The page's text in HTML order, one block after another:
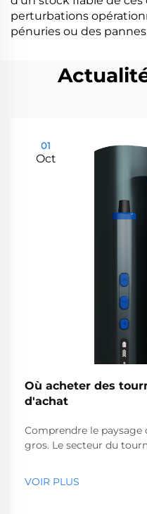
perturbations
pénuries ou des
01
Oct
Où acheter des
d'achat
Comprendre le
gros. Le secteur du
quincailleries aux
VOIR PLUS